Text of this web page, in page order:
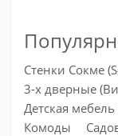
Стенки Сокме
3-х дверные
Детская
Комоды